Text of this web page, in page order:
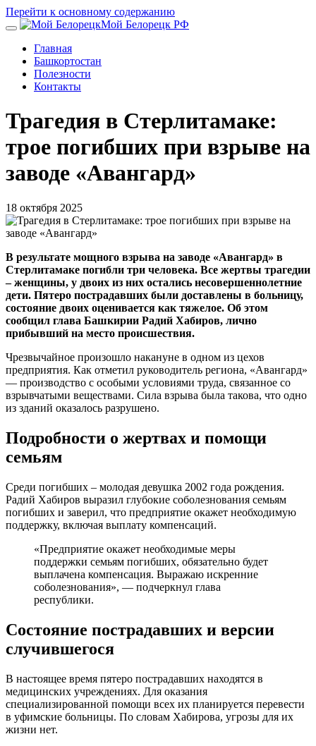
Перейти к основному содержанию
Мой Белорецк РФ
Главная
Башкортостан
Полезности
Контакты
Трагедия в Стерлитамаке:
трое погибших при взрыве на
заводе «Авангард»
18 октября 2025
В результате мощного взрыва на заводе «Авангард» в
Стерлитамаке погибли три человека. Все жертвы трагедии
– женщины, у двоих из них остались несовершеннолетние
дети. Пятеро пострадавших были доставлены в больницу,
состояние двоих оценивается как тяжелое. Об этом
сообщил глава Башкирии Радий Хабиров, лично
прибывший на место происшествия.
Чрезвычайное произошло накануне в одном из цехов
предприятия. Как отметил руководитель региона, «Авангард»
— производство с особыми условиями труда, связанное со
взрывчатыми веществами. Сила взрыва была такова, что одно
из зданий оказалось разрушено.
Подробности о жертвах и помощи
семьям
Среди погибших – молодая девушка 2002 года рождения.
Радий Хабиров выразил глубокие соболезнования семьям
погибших и заверил, что предприятие окажет необходимую
поддержку, включая выплату компенсаций.
«Предприятие окажет необходимые меры
поддержки семьям погибших, обязательно будет
выплачена компенсация. Выражаю искренние
соболезнования», — подчеркнул глава
республики.
Состояние пострадавших и версии
случившегося
В настоящее время пятеро пострадавших находятся в
медицинских учреждениях. Для оказания
специализированной помощи всех их планируется перевести
в уфимские больницы. По словам Хабирова, угрозы для их
жизни нет.